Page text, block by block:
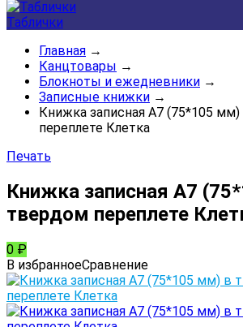
Таблички
Главная →
Канцтовары →
Блокноты и ежедневники →
Записные книжки →
Книжка записная А7 (75*105
переплете Клетка
Печать
Книжка записная А7
твердом переплете
0 ₽
В избранноеСравнение